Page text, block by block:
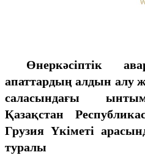
Өнеркәсіптік
апаттардың алдын алу
саласындағы
Қазақстан
Грузия Үкіметі
туралы